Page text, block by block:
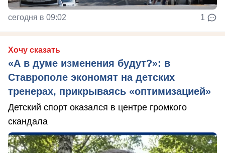
сегодня в 09:02 1
Хочу сказать
«А в думе изменения будут?»: в
Ставрополе экономят на детских
тренерах, прикрываясь «оптимизацией»
Детский спорт оказался в центре громкого
скандала